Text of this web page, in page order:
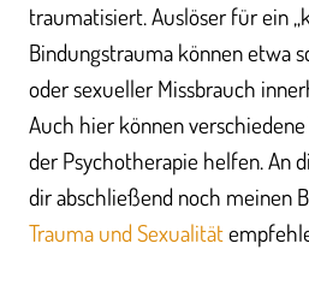
traumatisiert. Auslöser für ein
Bindungstrauma können etwa
oder sexueller Missbrauch
Auch hier können
der Psychotherapie helfen. An
dir abschließend noch meinen
Trauma und Sexualität